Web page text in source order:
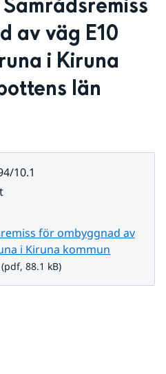
av väg E10
i Kiruna
län
10.1
för ombyggnad av
i Kiruna kommun
88.1 kB.
(pdf, 88.1 kB)